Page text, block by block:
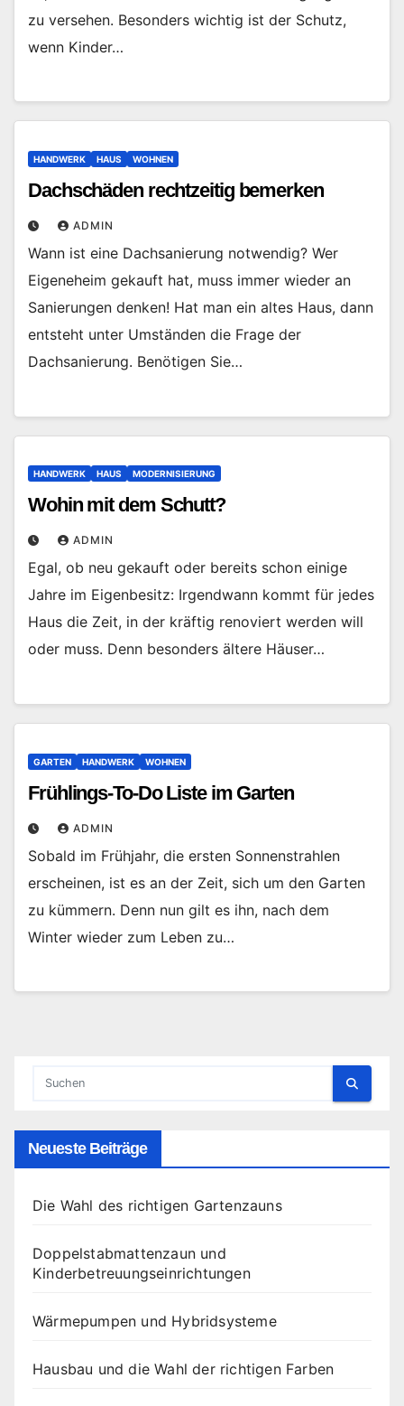
zu versehen. Besonders wichtig ist der Schutz,
wenn Kinder…
HANDWERK HAUS WOHNEN
Dachschäden rechtzeitig bemerken
ADMIN
Wann ist eine Dachsanierung notwendig? Wer
Eigeneheim gekauft hat, muss immer wieder an
Sanierungen denken! Hat man ein altes Haus, dann
entsteht unter Umständen die Frage der
Dachsanierung. Benötigen Sie…
HANDWERK HAUS MODERNISIERUNG
Wohin mit dem Schutt?
ADMIN
Egal, ob neu gekauft oder bereits schon einige
Jahre im Eigenbesitz: Irgendwann kommt für jedes
Haus die Zeit, in der kräftig renoviert werden will
oder muss. Denn besonders ältere Häuser…
GARTEN HANDWERK WOHNEN
Frühlings-To-Do Liste im Garten
ADMIN
Sobald im Frühjahr, die ersten Sonnenstrahlen
erscheinen, ist es an der Zeit, sich um den Garten
zu kümmern. Denn nun gilt es ihn, nach dem
Winter wieder zum Leben zu…
Neueste Beiträge
Die Wahl des richtigen Gartenzauns
Doppelstabmattenzaun und
Kinderbetreuungseinrichtungen
Wärmepumpen und Hybridsysteme
Hausbau und die Wahl der richtigen Farben